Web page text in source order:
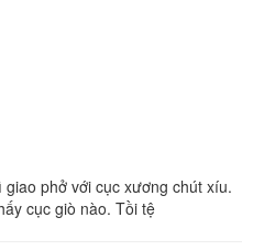
phở với cục xương chút xíu.
cục giò nào. Tồi tệ